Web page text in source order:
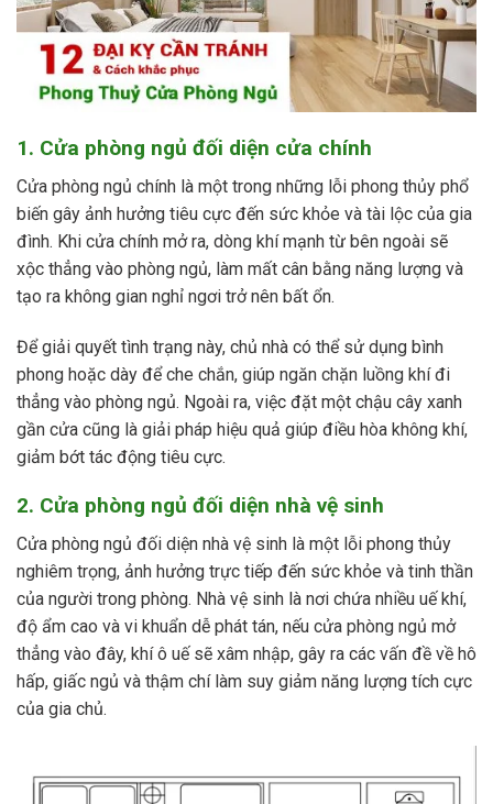
1. Cửa phòng ngủ đối diện cửa chính
Cửa phòng ngủ chính là một trong những lỗi phong thủy phổ
biến gây ảnh hưởng tiêu cực đến sức khỏe và tài lộc của gia
đình. Khi cửa chính mở ra, dòng khí mạnh từ bên ngoài sẽ
xộc thẳng vào phòng ngủ, làm mất cân bằng năng lượng và
tạo ra không gian nghỉ ngơi trở nên bất ổn.
Để giải quyết tình trạng này, chủ nhà có thể sử dụng bình
phong hoặc dày để che chắn, giúp ngăn chặn luồng khí đi
thẳng vào phòng ngủ. Ngoài ra, việc đặt một chậu cây xanh
gần cửa cũng là giải pháp hiệu quả giúp điều hòa không khí,
giảm bớt tác động tiêu cực.
2. Cửa phòng ngủ đối diện nhà vệ sinh
Cửa phòng ngủ đối diện nhà vệ sinh là một lỗi phong thủy
nghiêm trọng, ảnh hưởng trực tiếp đến sức khỏe và tinh thần
của người trong phòng. Nhà vệ sinh là nơi chứa nhiều uế khí,
độ ẩm cao và vi khuẩn dễ phát tán, nếu cửa phòng ngủ mở
thẳng vào đây, khí ô uế sẽ xâm nhập, gây ra các vấn đề về hô
hấp, giấc ngủ và thậm chí làm suy giảm năng lượng tích cực
của gia chủ.